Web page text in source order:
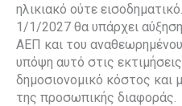
ηλικιακό ούτε
1/1/2027 θα υπάρχει
ΑΕΠ και του
υπόψη αυτό στις
δημοσιονομικό κόστος και
της προσωπικής διαφοράς.